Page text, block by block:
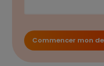
Commencer mon